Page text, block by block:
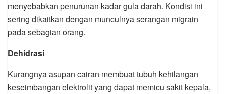
menyebabkan penurunan kadar gula darah. Kondisi ini
sering dikaitkan dengan munculnya serangan migrain
pada sebagian orang.
Dehidrasi
Kurangnya asupan cairan membuat tubuh kehilangan
keseimbangan elektrolit yang dapat memicu sakit kepala,